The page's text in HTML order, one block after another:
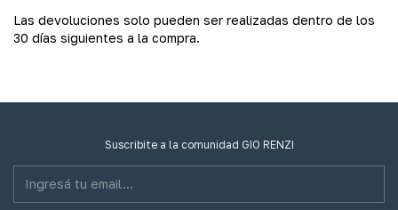
Las devoluciones solo pueden ser realizadas dentro de los
30 días siguientes a la compra.
Suscribite a la comunidad GIO RENZI